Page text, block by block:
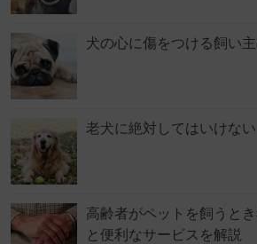
犬の心に傷をつける飼い
老犬に絶対してはいけな
高齢者がペットを飼うと
と便利なサービスを解説